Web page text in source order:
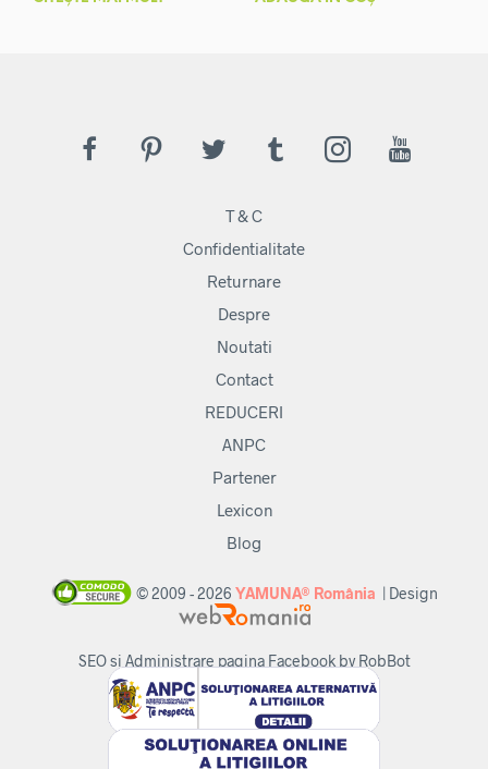
T & C
Confidentialitate
Returnare
Despre
Noutati
Contact
REDUCERI
ANPC
Partener
Lexicon
Blog
© 2009 - 2026 YAMUNA® România | Design
SEO si Administrare pagina Facebook by RobBot